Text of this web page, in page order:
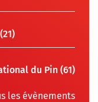
du Pin (61)
les évènements